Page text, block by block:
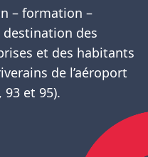
– formation –
des
et des habitants
de l’aéroport
93 et 95).